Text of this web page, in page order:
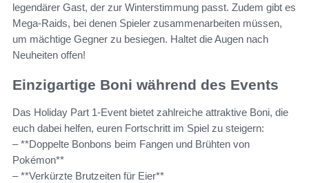
legendärer Gast, der zur Winterstimmung passt. Zudem gibt es
Mega-Raids, bei denen Spieler zusammenarbeiten müssen,
um mächtige Gegner zu besiegen. Haltet die Augen nach
Neuheiten offen!
Einzigartige Boni während des Events
Das Holiday Part 1-Event bietet zahlreiche attraktive Boni, die
euch dabei helfen, euren Fortschritt im Spiel zu steigern:
– **Doppelte Bonbons beim Fangen und Brühten von
Pokémon**
– **Verkürzte Brutzeiten für Eier**